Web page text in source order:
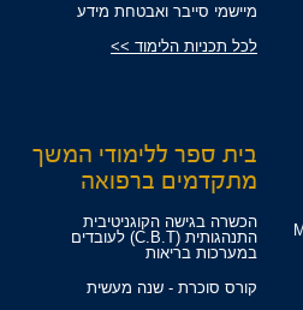
מיישמי סייבר ואבטחת מידע
לכל תכניות הלימוד >>
בית ספר ללימודי המשך
מתקדמים ברפואה
הכשרה בגישה הקוגניטיבית
התנהגותית (C.B.T) לעובדים
במערכות בריאות
קורס סוכרת - שנה מעשית